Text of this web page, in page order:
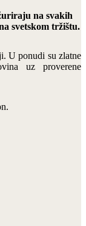
na svakih
svetskom tržištu.
U ponudi su zlatne
uz proverene